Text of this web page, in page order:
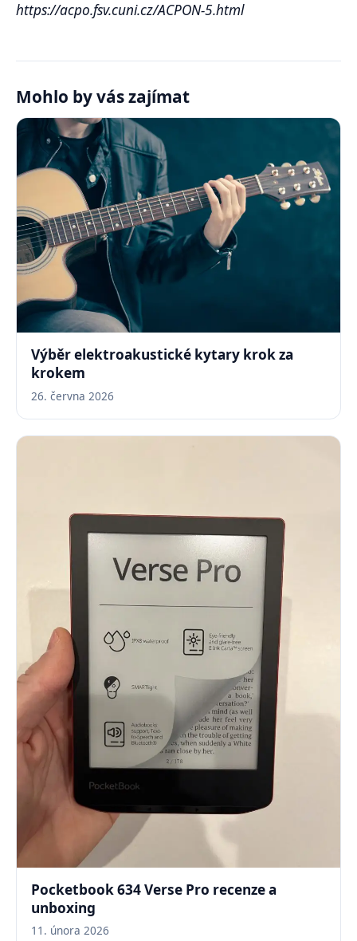
https://acpo.fsv.cuni.cz/ACPON-5.html
Mohlo by vás zajímat
Výběr elektroakustické kytary krok za
krokem
26. června 2026
Pocketbook 634 Verse Pro recenze a
unboxing
11. února 2026